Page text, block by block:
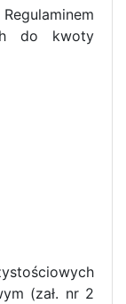
do kwoty
(zał. nr 2